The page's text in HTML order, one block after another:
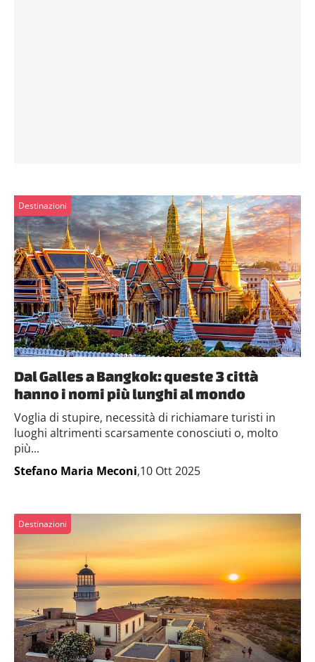
Destinazioni
Dal Galles a Bangkok: queste 3 città
hanno i nomi più lunghi al mondo
Voglia di stupire, necessità di richiamare turisti in
luoghi altrimenti scarsamente conosciuti o, molto
più...
Stefano Maria Meconi,10 Ott 2025
Destinazioni